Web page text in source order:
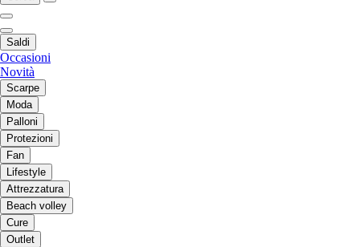
Saldi
Occasioni
Novità
Scarpe
Moda
Palloni
Protezioni
Fan
Lifestyle
Attrezzatura
Beach volley
Cure
Outlet